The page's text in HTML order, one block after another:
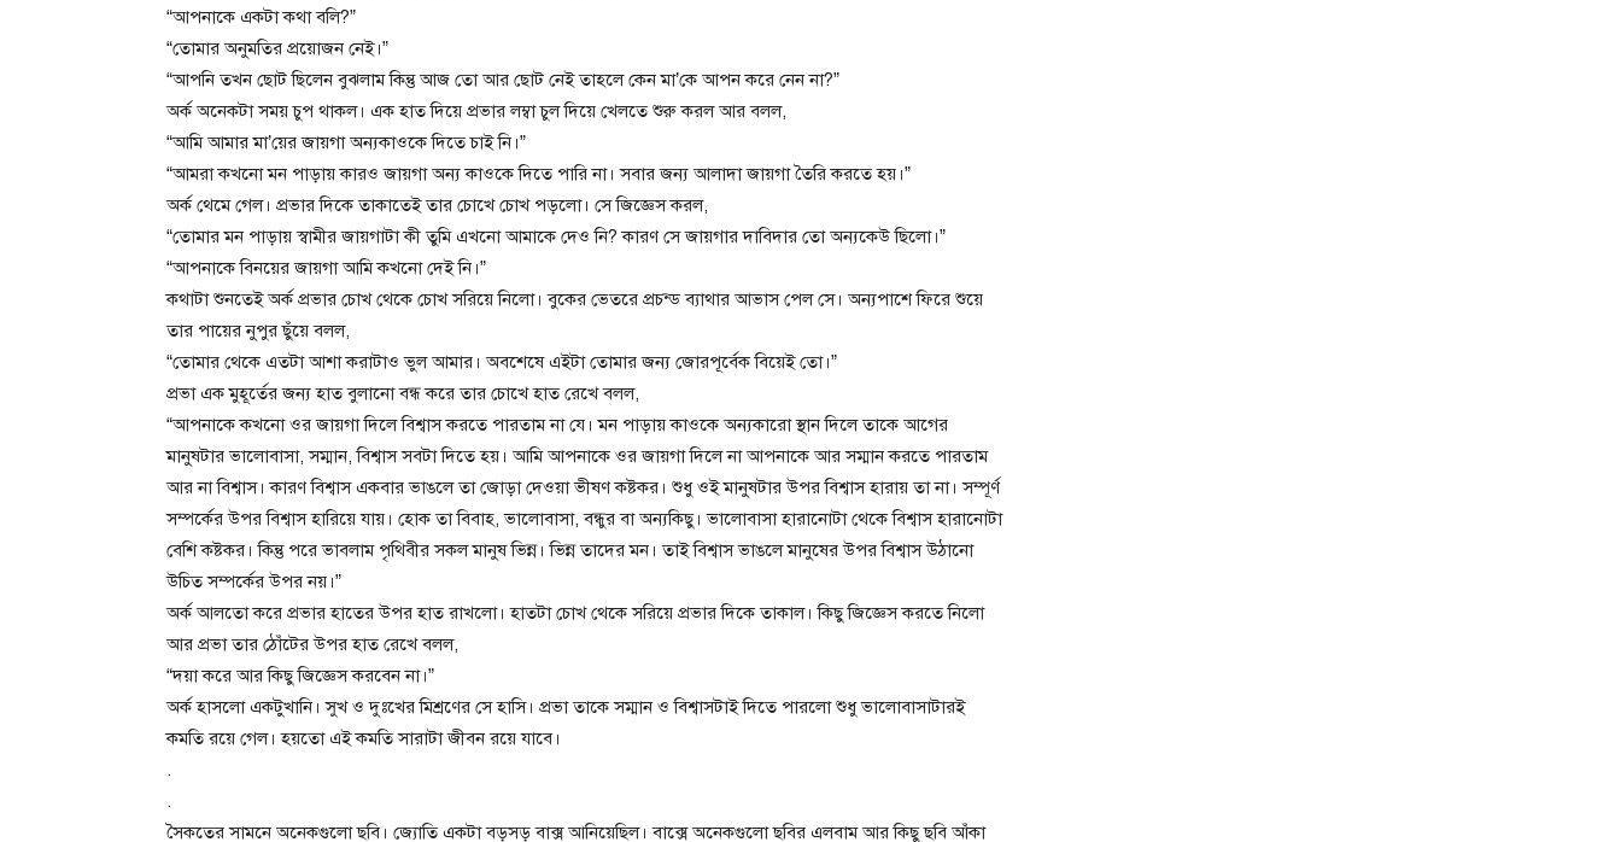
“আপনাকে একটা কথা বলি?”
“তোমার অনুমতির প্রয়োজন নেই।”
“আপনি তখন ছোট ছিলেন বুঝলাম কিন্তু আজ তো আর ছোট নেই তাহলে কেন মা’কে আপন করে নেন না?”
অর্ক অনেকটা সময় চুপ থাকল। এক হাত দিয়ে প্রভার লম্বা চুল দিয়ে খেলতে শুরু করল আর বলল,
“আমি আমার মা’য়ের জায়গা অন্যকাওকে দিতে চাই নি।”
“আমরা কখনো মন পাড়ায় কারও জায়গা অন্য কাওকে দিতে পারি না। সবার জন্য আলাদা জায়গা তৈরি করতে হয়।”
অর্ক থেমে গেল। প্রভার দিকে তাকাতেই তার চোখে চোখ পড়লো। সে জিজ্ঞেস করল,
“তোমার মন পাড়ায় স্বামীর জায়গাটা কী তুমি এখনো আমাকে দেও নি? কারণ সে জায়গার দাবিদার তো অন্যকেউ ছিলো।”
“আপনাকে বিনয়ের জায়গা আমি কখনো দেই নি।”
কথাটা শুনতেই অর্ক প্রভার চোখ থেকে চোখ সরিয়ে নিলো। বুকের ভেতরে প্রচন্ড ব্যাথার আভাস পেল সে। অন্যপাশে ফিরে শুয়ে
তার পায়ের নুপুর ছুঁয়ে বলল,
“তোমার থেকে এতটা আশা করাটাও ভুল আমার। অবশেষে এইটা তোমার জন্য জোরপূর্বেক বিয়েই তো।”
প্রভা এক মুহূর্তের জন্য হাত বুলানো বন্ধ করে তার চোখে হাত রেখে বলল,
“আপনাকে কখনো ওর জায়গা দিলে বিশ্বাস করতে পারতাম না যে। মন পাড়ায় কাওকে অন্যকারো স্থান দিলে তাকে আগের
মানুষটার ভালোবাসা, সম্মান, বিশ্বাস সবটা দিতে হয়। আমি আপনাকে ওর জায়গা দিলে না আপনাকে আর সম্মান করতে পারতাম
আর না বিশ্বাস। কারণ বিশ্বাস একবার ভাঙলে তা জোড়া দেওয়া ভীষণ কষ্টকর। শুধু ওই মানুষটার উপর বিশ্বাস হারায় তা না। সম্পূর্ণ
সম্পর্কের উপর বিশ্বাস হারিয়ে যায়। হোক তা বিবাহ, ভালোবাসা, বন্ধুর বা অন্যকিছু। ভালোবাসা হারানোটা থেকে বিশ্বাস হারানোটা
বেশি কষ্টকর। কিন্তু পরে ভাবলাম পৃথিবীর সকল মানুষ ভিন্ন। ভিন্ন তাদের মন। তাই বিশ্বাস ভাঙলে মানুষের উপর বিশ্বাস উঠানো
উচিত সম্পর্কের উপর নয়।”
অর্ক আলতো করে প্রভার হাতের উপর হাত রাখলো। হাতটা চোখ থেকে সরিয়ে প্রভার দিকে তাকাল। কিছু জিজ্ঞেস করতে নিলো
আর প্রভা তার ঠোঁটের উপর হাত রেখে বলল,
“দয়া করে আর কিছু জিজ্ঞেস করবেন না।”
অর্ক হাসলো একটুখানি। সুখ ও দুঃখের মিশ্রণের সে হাসি। প্রভা তাকে সম্মান ও বিশ্বাসটাই দিতে পারলো শুধু ভালোবাসাটারই
কমতি রয়ে গেল। হয়তো এই কমতি সারাটা জীবন রয়ে যাবে।
.
.
সৈকতের সামনে অনেকগুলো ছবি। জ্যোতি একটা বড়সড় বাক্স আনিয়েছিল। বাক্সে অনেকগুলো ছবির এলবাম আর কিছু ছবি আঁকা